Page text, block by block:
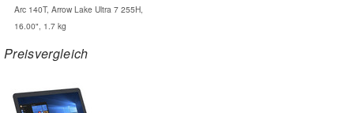
Arc 140T, Arrow Lake Ultra 7 255H,
16.00", 1.7 kg
Preisvergleich